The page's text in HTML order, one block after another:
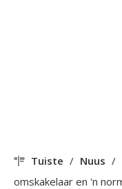
Tuiste / Nuus /
omskakelaar en 'n